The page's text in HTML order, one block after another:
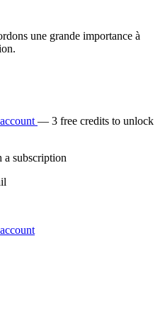
une grande importance à
— 3 free credits to unlock
a subscription